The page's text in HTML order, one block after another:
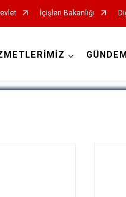
İçişleri Bakanlığı
GÜNDEM